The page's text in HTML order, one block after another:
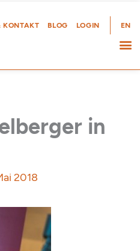
KONTAKT BLOG LOGIN EN
in
2018